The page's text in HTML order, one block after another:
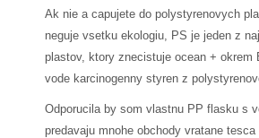
Ak nie a capujete do polystyrenovych
neguje vsetku ekologiu, PS je jeden z
plastov, ktory znecistuje ocean + okrem
vode karcinogenny styren z
Odporucila by som vlastnu PP flasku s
predavaju mnohe obchody vratane